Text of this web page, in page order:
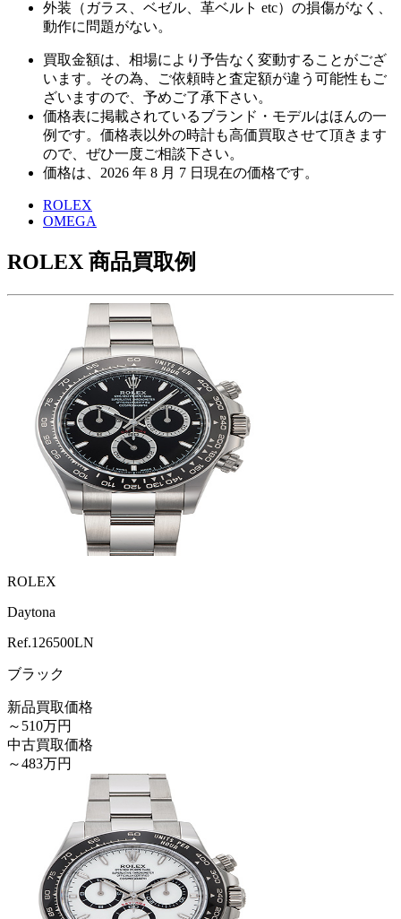
外装（ガラス、ベゼル、革ベルト etc）の損傷がなく、
動作に問題がない。
買取金額は、相場により予告なく変動することがござ
います。その為、ご依頼時と査定額が違う可能性もご
ざいますので、予めご了承下さい。
価格表に掲載されているブランド・モデルはほんの一
例です。価格表以外の時計も高価買取させて頂きます
ので、ぜひ一度ご相談下さい。
価格は、 2026 年 8 月 7 日 現在の価格です。
ROLEX
OMEGA
ROLEX 商品買取例
ROLEX
Daytona
Ref.126500LN
ブラック
新品買取価格
～510万円
中古買取価格
～483万円